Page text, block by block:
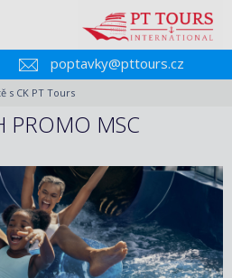
poptavky@pttours.cz
s CK PT Tours
PROMO MSC